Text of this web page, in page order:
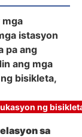
mga
istasyon
pa ang
ang mga
bisikleta,
ng
sa